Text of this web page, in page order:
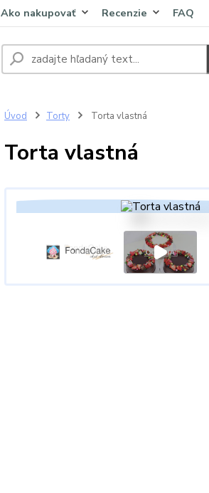
Ako nakupovať Recenzie FAQ
Úvod Torty Torta vlastná
Torta vlastná